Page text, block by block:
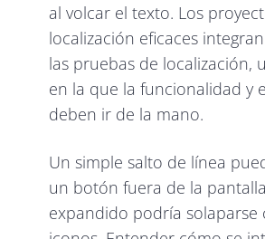
al volcar el texto. Los
localización eficaces
las pruebas de localización,
en la que la funcionalidad y
deben ir de la mano.
Un simple salto de línea
un botón fuera de la
expandido podría solaparse